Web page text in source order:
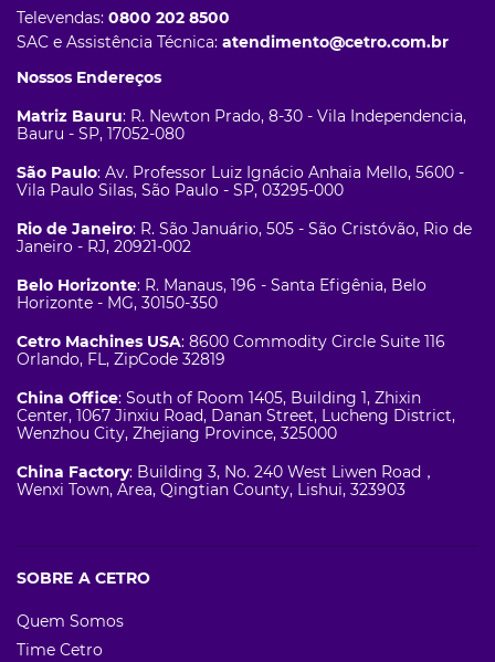
Televendas: 0800 202 8500
SAC e Assistência Técnica: atendimento@cetro.com.br
Nossos Endereços
Matriz Bauru: R. Newton Prado, 8-30 - Vila Independencia,
Bauru - SP, 17052-080
São Paulo: Av. Professor Luiz Ignácio Anhaia Mello, 5600 -
Vila Paulo Silas, São Paulo - SP, 03295-000
Rio de Janeiro: R. São Januário, 505 - São Cristóvão, Rio de
Janeiro - RJ, 20921-002
Belo Horizonte: R. Manaus, 196 - Santa Efigênia, Belo
Horizonte - MG, 30150-350
Cetro Machines USA: 8600 Commodity Circle Suite 116
Orlando, FL, ZipCode 32819
China Office: South of Room 1405, Building 1, Zhixin
Center, 1067 Jinxiu Road, Danan Street, Lucheng District,
Wenzhou City, Zhejiang Province, 325000
China Factory: Building 3, No. 240 West Liwen Road，
Wenxi Town, Area, Qingtian County, Lishui, 323903
SOBRE A CETRO
Quem Somos
Time Cetro